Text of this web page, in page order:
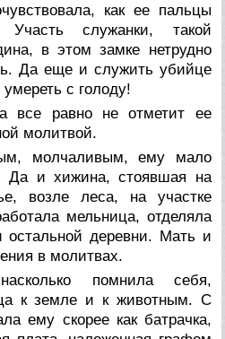
как ее пальцы
служанки, такой
в этом замке нетрудно
Да еще и служить убийце
с голоду!
все равно не отметит ее
молитвой.
молчаливым, ему мало
Да и хижина, стоявшая на
возле леса, на участке
мельница, отделяла
деревни. Мать и
в молитвах.
помнила себя,
к земле и к животным. С
ему скорее как батрачка,